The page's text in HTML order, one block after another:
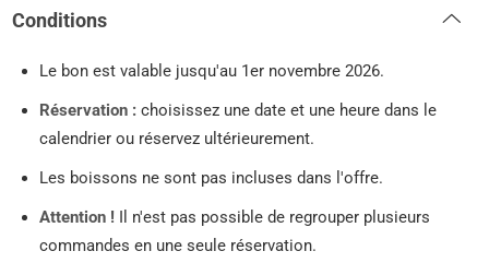
Conditions
Le bon est valable jusqu'au 1er novembre 2026.
Réservation : choisissez une date et une heure dans le
calendrier ou réservez ultérieurement.
Les boissons ne sont pas incluses dans l'offre.
Attention ! Il n'est pas possible de regrouper plusieurs
commandes en une seule réservation.